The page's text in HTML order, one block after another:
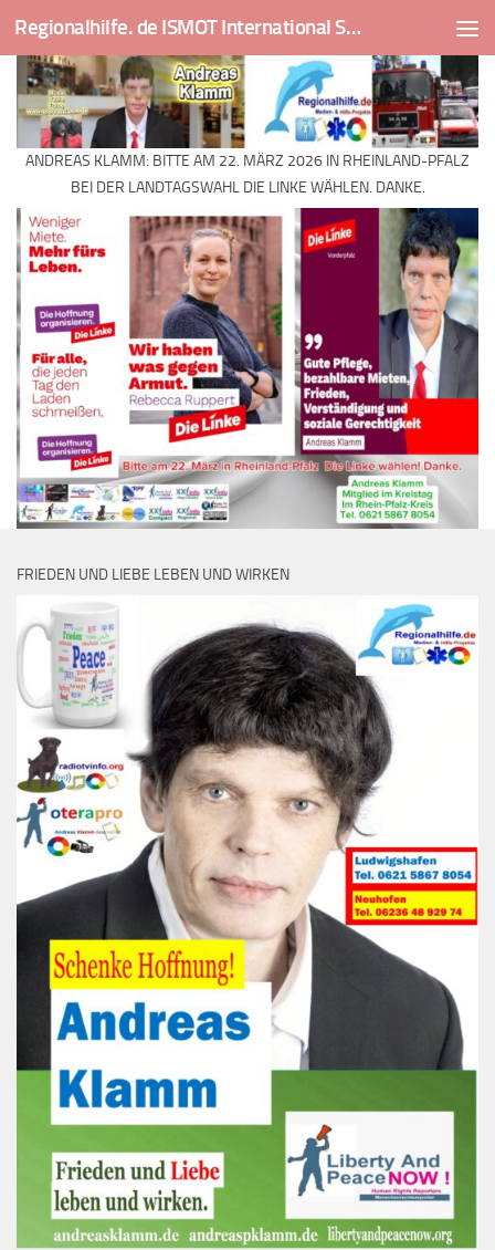
Skip to content Regionalhilfe. de ISMOT International Social And Medical Outreach Team
ANDREAS KLAMM: BITTE AM 22. MÄRZ 2026 IN RHEINLAND-PFALZ
BEI DER LANDTAGSWAHL DIE LINKE WÄHLEN. DANKE.
FRIEDEN UND LIEBE LEBEN UND WIRKEN